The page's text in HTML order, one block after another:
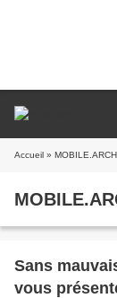
Accueil »
Sans
vous